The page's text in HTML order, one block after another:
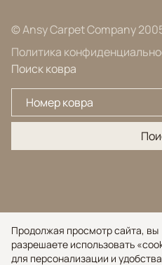
© Ansy Carpet Company
Политика
Поиск ковра
Продолжая просмотр сайта, вы
разрешаете использовать
для персонализации и удобства